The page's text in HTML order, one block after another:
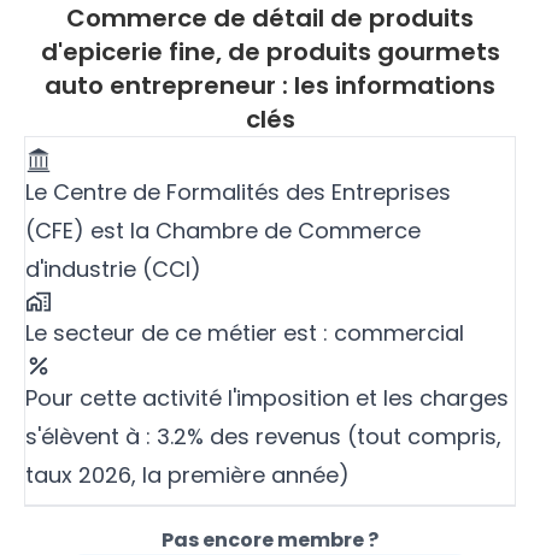
Commerce de détail de produits
d'epicerie fine, de produits gourmets
auto entrepreneur : les informations
clés
Le Centre de Formalités des Entreprises
(CFE) est la Chambre de Commerce
d'industrie (CCI)
Le secteur de ce métier est : commercial
Pour cette activité l'imposition et les charges
s'élèvent à : 3.2% des revenus (tout compris,
taux 2026, la première année)
Pas encore membre ?